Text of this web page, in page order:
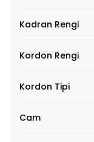
Kadran Rengi
Kordon Rengi
Kordon Tipi
Cam